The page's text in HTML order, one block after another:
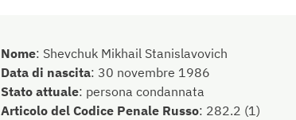
Nome: Shevchuk Mikhail Stanislavovich
Data di nascita: 30 novembre 1986
Stato attuale: persona condannata
Articolo del Codice Penale Russo: 282.2 (1)